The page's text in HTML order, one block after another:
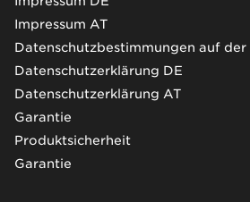
Impressum AT
Datenschutzbestimmungen auf der
Datenschutzerklärung DE
Datenschutzerklärung AT
Garantie
Produktsicherheit
Garantie